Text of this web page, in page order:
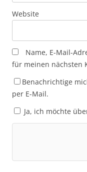
Website
Name, E-Mail-
für meinen nächsten
Benachrichtige
per E-Mail.
Ja, ich möchte